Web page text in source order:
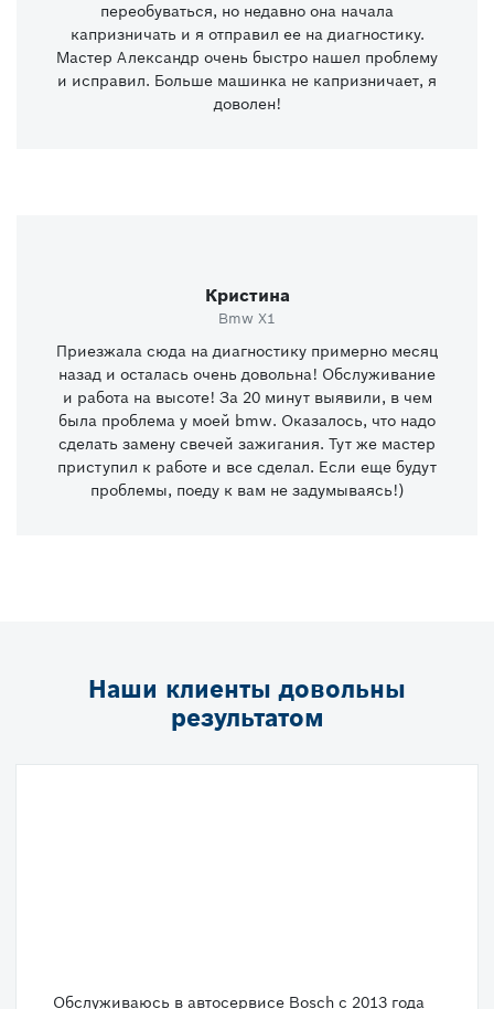
переобуваться, но недавно она начала
капризничать и я отправил ее на диагностику.
Мастер Александр очень быстро нашел проблему
и исправил. Больше машинка не капризничает, я
доволен!
Кристина
Bmw X1
Приезжала сюда на диагностику примерно месяц
назад и осталась очень довольна! Обслуживание
и работа на высоте! За 20 минут выявили, в чем
была проблема у моей bmw. Оказалось, что надо
сделать замену свечей зажигания. Тут же мастер
приступил к работе и все сделал. Если еще будут
проблемы, поеду к вам не задумываясь!)
Наши клиенты довольны
результатом
Обслуживаюсь в автосервисе Bosch c 2013 года